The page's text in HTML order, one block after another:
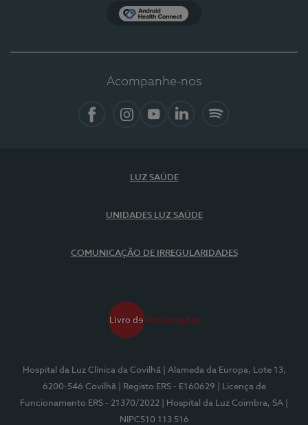
Acompanhe-nos
LUZ SAÚDE
UNIDADES LUZ SAÚDE
COMUNICAÇÃO DE IRREGULARIDADES
Hospital da Luz Clínica da Covilhã
| Alameda da Europa, Lote 13,
6200-546 Covilhã
| Registo ERS - E160629
| Licença de
Funcionamento ERS - 21370/2022
| Hospital da Luz Coimbra, SA
NIPC510 113 516